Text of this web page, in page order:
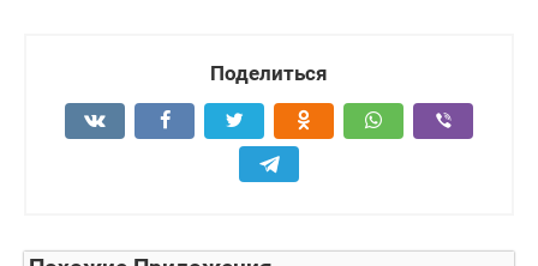
Поделиться